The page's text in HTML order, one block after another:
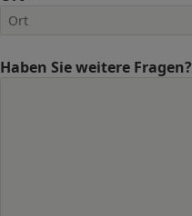
Haben Sie weitere Fragen?